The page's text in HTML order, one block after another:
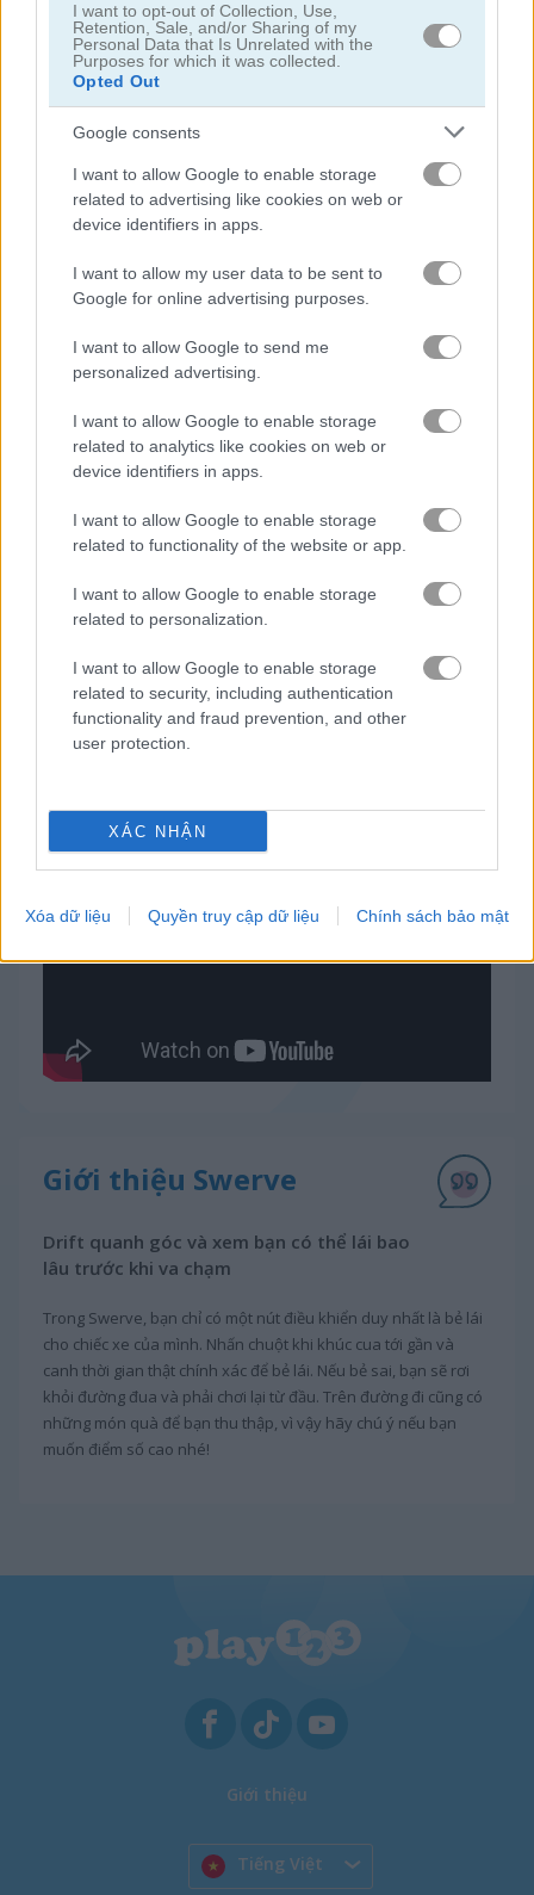
I want to opt-out of Collection, Use,
Retention, Sale, and/or Sharing of my
Personal Data that Is Unrelated with the
Purposes for which it was collected.
Opted Out
Google consents
I want to allow Google to enable storage
related to advertising like cookies on web or
device identifiers in apps.
I want to allow my user data to be sent to
Google for online advertising purposes.
I want to allow Google to send me
personalized advertising.
I want to allow Google to enable storage
related to analytics like cookies on web or
device identifiers in apps.
I want to allow Google to enable storage
related to functionality of the website or app.
I want to allow Google to enable storage
related to personalization.
I want to allow Google to enable storage
related to security, including authentication
functionality and fraud prevention, and other
user protection.
XÁC NHẬN
Xóa dữ liệu Quyền truy cập dữ liệu Chính sách bảo mật
Danh mục liên quan
xe buýt
xe máy
tàu thuyền
ô tô
drift
xe tải quái vật
đậu xe
tàu hỏa
Video gameplay
Giới thiệu Swerve
Drift quanh góc và xem bạn có thể lái bao
lâu trước khi va chạm
Trong Swerve, bạn chỉ có một nút điều khiển duy nhất là bẻ lái
cho chiếc xe của mình. Nhấn chuột khi khúc cua tới gần và
canh thời gian thật chính xác để bẻ lái. Nếu bẻ sai, bạn sẽ rơi
khỏi đường đua và phải chơi lại từ đầu. Trên đường đi cũng có
những món quà để bạn thu thập, vì vậy hãy chú ý nếu bạn
muốn điểm số cao nhé!
Giới thiệu
Tiếng Việt